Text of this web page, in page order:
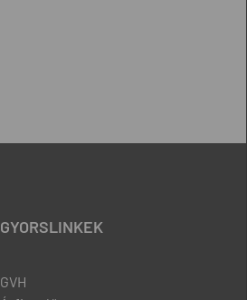
GYORSLINKEK
GVH